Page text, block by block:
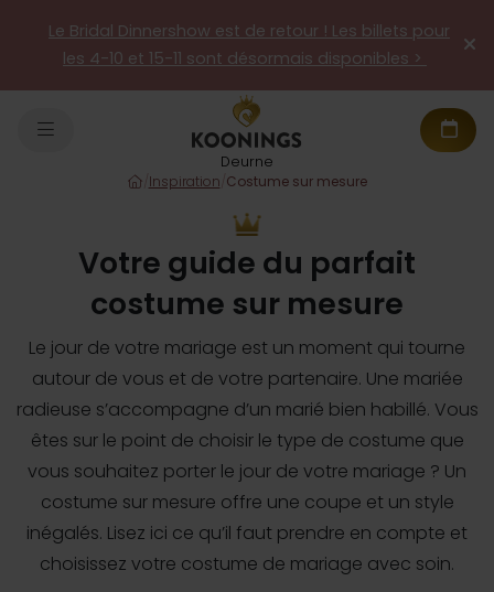
Le Bridal Dinnershow est de retour ! Les billets pour
les 4-10 et 15-11 sont désormais disponibles >
Deurne
Inspiration Costume sur mesure
Votre guide du parfait
costume sur mesure
Le jour de votre mariage est un moment qui tourne
autour de vous et de votre partenaire. Une mariée
radieuse s’accompagne d’un marié bien habillé. Vous
êtes sur le point de choisir le type de costume que
vous souhaitez porter le jour de votre mariage ? Un
costume sur mesure offre une coupe et un style
inégalés. Lisez ici ce qu’il faut prendre en compte et
choisissez votre costume de mariage avec soin.